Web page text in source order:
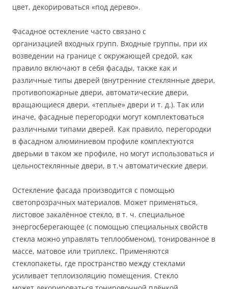
цвет, декорироваться «под дерево».
Фасадное остекление часто связано с
организацией входных групп. Входные группы, при их
возведении на границе с окружающей средой, как
правило включают в себя фасады, также как и
различные типы дверей (внутренние стеклянные двери,
противопожарные двери, автоматические двери,
вращающиеся двери, «теплые» двери и т. д.). Так или
иначе, фасадные перегородки могут комплектоваться
различными типами дверей. Как правило, перегородки
в фасадном алюминиевом профиле комплектуются
дверьми в таком же профиле, но могут использоваться и
цельностеклянные двери, в т.ч автоматические двери.
Остекление фасада производится с помощью
светопрозрачных материалов. Может применяться,
листовое закалённое стекло, в т. ч. специальное
энергосберегающее (с помощью специальных свойств
стекла можно управлять теплообменом), тонированное в
массе, матовое или триплекс. Применяются
стеклопакеты, где пространство между стеклами
усиливает теплоизоляцию помещения. Стекло